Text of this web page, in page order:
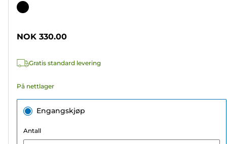
av
869
Fargekassett
NOK 330.00
Gratis standard levering
På nettlager
Engangskjøp
Antall